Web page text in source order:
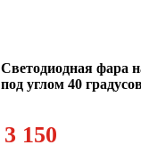
Светодиодная фара
под углом 40
3 150